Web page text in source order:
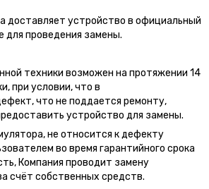
доставляет устройство в официальный
для проведения замены.
техники возможен на протяжении 14
при условии, что в
что не поддается ремонту,
устройство для замены.
не относится к дефекту
во время гарантийного срока
Компания проводит замену
счёт собственных средств.